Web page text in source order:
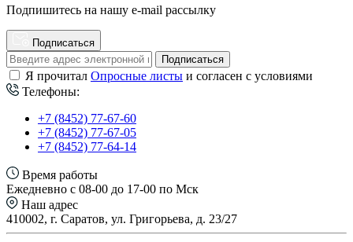
Подпишитесь на нашу e-mail рассылку
Подписаться
Подписаться
Я прочитал Опросные листы и согласен с условиями
Телефоны:
+7 (8452) 77-67-60
+7 (8452) 77-67-05
+7 (8452) 77-64-14
Время работы
Ежедневно с 08-00 до 17-00 по Мск
Наш адрес
410002, г. Саратов, ул. Григорьева, д. 23/27